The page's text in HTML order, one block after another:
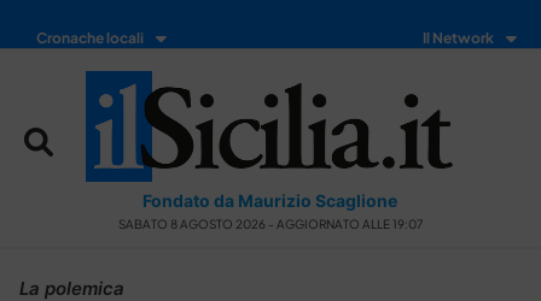
Cronache locali Il Network
Fondato da Maurizio Scaglione
SABATO 8 AGOSTO 2026 - AGGIORNATO ALLE 19:07
La polemica